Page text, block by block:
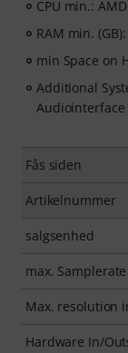
CPU min.:
RAM min.
min Space on
Additional
Audiointerface
Fås siden
Artikelnummer
salgsenhed
max. Samplerate
Max. resolution
Hardware In/